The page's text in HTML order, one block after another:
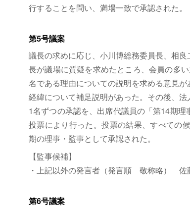
行することを問い、満場一致で承認された。
第5号議案
議長の求めに応じ、小川博総務委員長、相
長が議場に質疑を求めたところ、会員の多
名である理由についての説明を求める意見
経緯について補足説明があった。その後、
1名ずつの承認を、出席代議員の「第14期
投票により行った。投票の結果、すべての
期の理事・監事として承認された。
【監事候補】
・上記以外の発言者（発言順 敬称略） 佐
第6号議案